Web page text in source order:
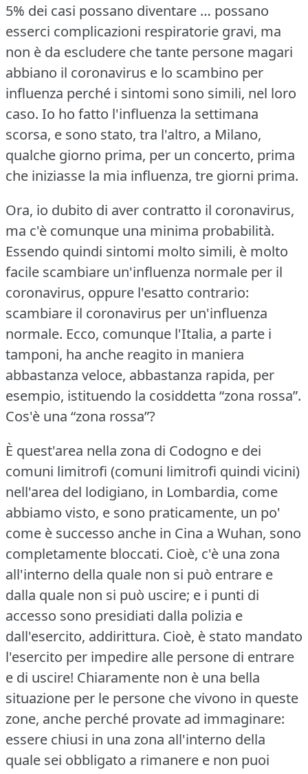
5% dei casi possano diventare … possano
esserci complicazioni respiratorie gravi, ma
non è da escludere che tante persone magari
abbiano il coronavirus e lo scambino per
influenza perché i sintomi sono simili, nel loro
caso. Io ho fatto l'influenza la settimana
scorsa, e sono stato, tra l'altro, a Milano,
qualche giorno prima, per un concerto, prima
che iniziasse la mia influenza, tre giorni prima.
Ora, io dubito di aver contratto il coronavirus,
ma c'è comunque una minima probabilità.
Essendo quindi sintomi molto simili, è molto
facile scambiare un'influenza normale per il
coronavirus, oppure l'esatto contrario:
scambiare il coronavirus per un'influenza
normale. Ecco, comunque l'Italia, a parte i
tamponi, ha anche reagito in maniera
abbastanza veloce, abbastanza rapida, per
esempio, istituendo la cosiddetta “zona rossa”.
Cos'è una “zona rossa”?
È quest'area nella zona di Codogno e dei
comuni limitrofi (comuni limitrofi quindi vicini)
nell'area del lodigiano, in Lombardia, come
abbiamo visto, e sono praticamente, un po'
come è successo anche in Cina a Wuhan, sono
completamente bloccati. Cioè, c'è una zona
all'interno della quale non si può entrare e
dalla quale non si può uscire; e i punti di
accesso sono presidiati dalla polizia e
dall'esercito, addirittura. Cioè, è stato mandato
l'esercito per impedire alle persone di entrare
e di uscire! Chiaramente non è una bella
situazione per le persone che vivono in queste
zone, anche perché provate ad immaginare:
essere chiusi in una zona all'interno della
quale sei obbligato a rimanere e non puoi